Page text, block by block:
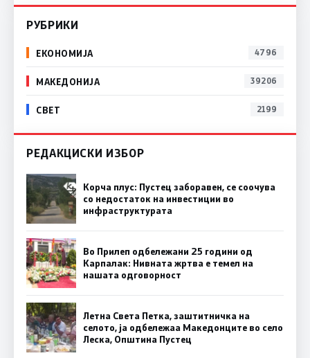
РУБРИКИ
ЕКОНОМИЈА 4796
МАКЕДОНИЈА 39206
СВЕТ 2199
РЕДАКЦИСКИ ИЗБОР
Корча плус: Пустец заборавен, се соочува
со недостаток на инвестиции во
инфраструктурата
Во Прилеп одбележани 25 години од
Карпалак: Нивната жртва е темел на
нашата одговорност
Летна Света Петка, заштитничка на
селото, ја одбележаа Македонците во село
Леска, Општина Пустец